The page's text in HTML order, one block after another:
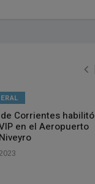
Corrientes habilitó
en el Aeropuerto